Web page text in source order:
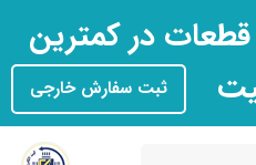
قطعات در کمترین
ثبت سفارش خارجی